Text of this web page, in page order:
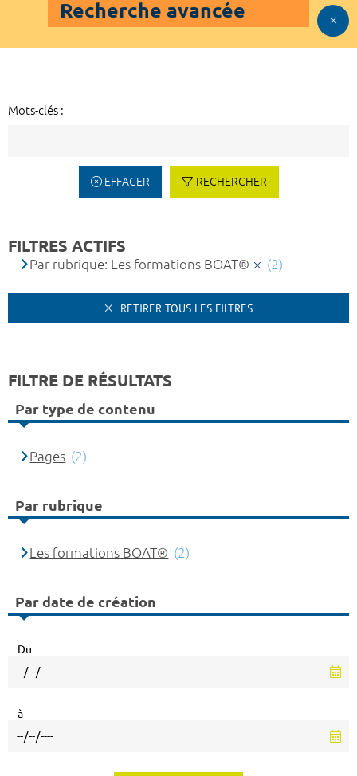
Recherche avancée
Mots-clés :
EFFACER RECHERCHER
FILTRES ACTIFS
Par rubrique: Les formations BOAT® (2)
RETIRER TOUS LES FILTRES
FILTRE DE RÉSULTATS
Par type de contenu
Pages (2)
Par rubrique
Les formations BOAT® (2)
Par date de création
Du
à